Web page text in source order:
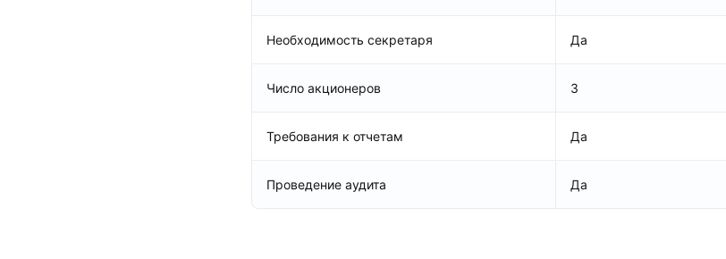
Необходимость секретаря Да
Число акционеров 3
Требования к отчетам Да
Проведение аудита Да